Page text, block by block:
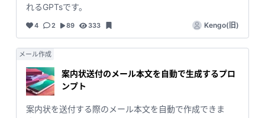
れるGPTsです。
4 2 89 333 Kengo(旧)
メール作成
案内状送付のメール本文を自動で生成するプロ
ンプト
案内状を送付する際のメール本文を自動で作成できま